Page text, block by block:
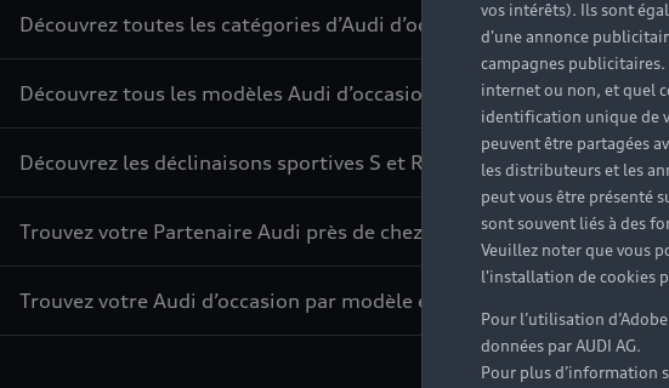
vos intérêts). Ils sont
d'une annonce
campagnes publicitaires.
internet ou non, et quel
identification unique de
peuvent être partagées
les distributeurs et les
peut vous être présenté
sont souvent liés à des
Veuillez noter que vous
l'installation de cookies
Pour l’utilisation
données par AUDI AG.
Pour plus d’information
Découvrez toutes les catégories d’Audi d’occasion
Découvrez tous les modèles Audi d’occasion
Découvrez les déclinaisons sportives S et RS d’occasion
Trouvez votre Partenaire Audi près de chez vous
Trouvez votre Audi d’occasion par modèle et par ville